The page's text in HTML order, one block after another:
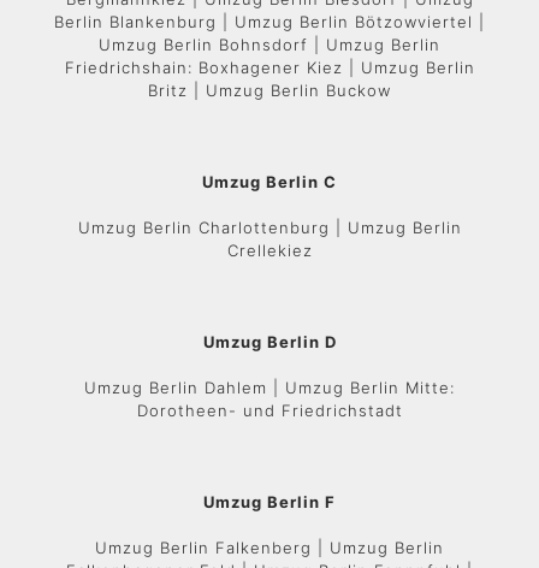
Berlin Blankenburg | Umzug Berlin Bötzowviertel |
Umzug Berlin Bohnsdorf | Umzug Berlin
Friedrichshain: Boxhagener Kiez | Umzug Berlin
Britz | Umzug Berlin Buckow
Umzug Berlin C
Umzug Berlin Charlottenburg | Umzug Berlin
Crellekiez
Umzug Berlin D
Umzug Berlin Dahlem | Umzug Berlin Mitte:
Dorotheen- und Friedrichstadt
Umzug Berlin F
Umzug Berlin Falkenberg | Umzug Berlin